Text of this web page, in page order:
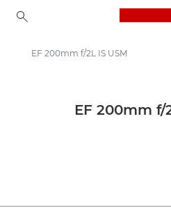
Объективы для камер Canon
EF 200mm f/2L IS USM
EF 200mm f/